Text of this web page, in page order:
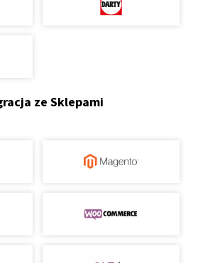
ze Sklepami